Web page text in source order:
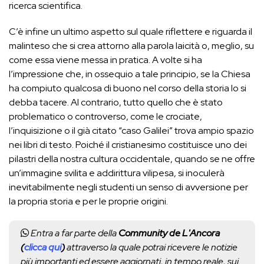
ricerca scientifica.
C’è infine un ultimo aspetto sul quale riflettere e riguarda il
malinteso che si crea attorno alla parola laicità o, meglio, su
come essa viene messa in pratica. A volte si ha
l’impressione che, in ossequio a tale principio, se la Chiesa
ha compiuto qualcosa di buono nel corso della storia lo si
debba tacere. Al contrario, tutto quello che è stato
problematico o controverso, come le crociate,
l’inquisizione o il già citato “caso Galilei” trova ampio spazio
nei libri di testo. Poiché il cristianesimo costituisce uno dei
pilastri della nostra cultura occidentale, quando se ne offre
un’immagine svilita e addirittura vilipesa, si inoculerà
inevitabilmente negli studenti un senso di avversione per
la propria storia e per le proprie origini.
Entra a far parte dellaCommunity de L'Ancora
(clicca qui)attraverso la quale potrai ricevere le notizie
più importanti ed essere aggiornati, in tempo reale, sui